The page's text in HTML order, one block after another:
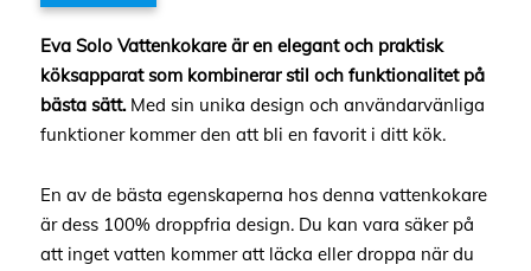
Eva Solo Vattenkokare är en elegant och praktisk
köksapparat som kombinerar stil och funktionalitet på
bästa sätt.Med sin unika design och användarvänliga
funktioner kommer den att bli en favorit i ditt kök.
En av de bästa egenskaperna hos denna vattenkokare
är dess 100% droppfria design. Du kan vara säker på
att inget vatten kommer att läcka eller droppa när du